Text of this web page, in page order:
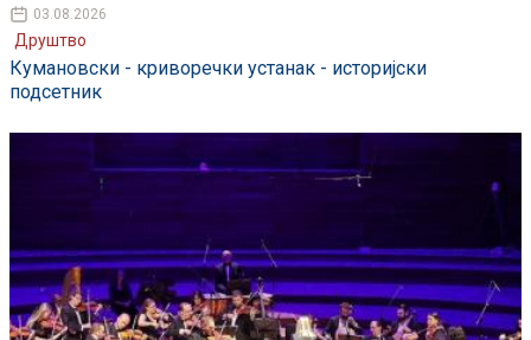
03.08.2026
Друштво
Кумановски - криворечки устанак - историјски
подсетник